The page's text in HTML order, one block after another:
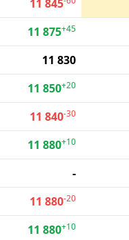
11 845
11 875+45
11 830
11 850+20
11 840-30
11 880+10
-
11 880-20
11 880+10